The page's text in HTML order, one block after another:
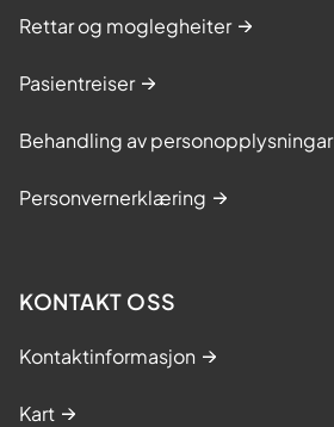
Rettar og moglegheiter
Pasientreiser
Behandling av personopplysningar
Personvernerklæring
KONTAKT OSS
Kontaktinformasjon
Kart